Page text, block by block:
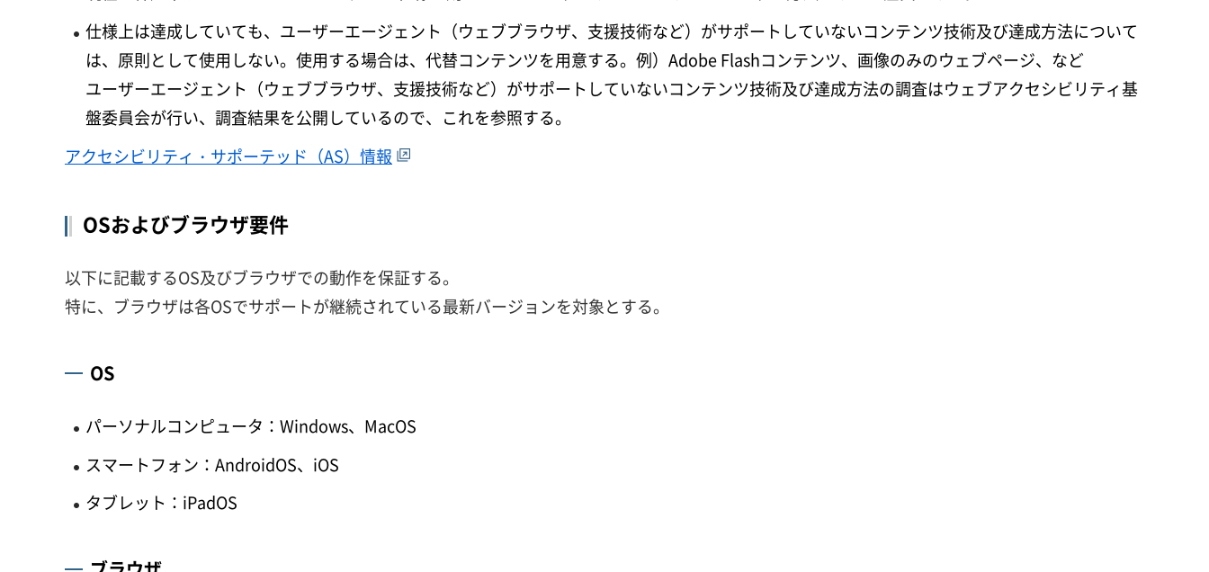
仕様上は達成していても、ユーザーエージェント（ウェブブラウザ、支援技術など）がサポートしていないコンテンツ技術及び達成方法について
は、原則として使用しない。使用する場合は、代替コンテンツを用意する。例）Adobe Flashコンテンツ、画像のみのウェブページ、など
ユーザーエージェント（ウェブブラウザ、支援技術など）がサポートしていないコンテンツ技術及び達成方法の調査はウェブアクセシビリティ基
盤委員会が行い、調査結果を公開しているので、これを参照する。
アクセシビリティ・サポーテッド（AS）情報
OSおよびブラウザ要件
以下に記載するOS及びブラウザでの動作を保証する。
特に、ブラウザは各OSでサポートが継続されている最新バージョンを対象とする。
OS
パーソナルコンピュータ：Windows、MacOS
スマートフォン：AndroidOS、iOS
タブレット：iPadOS